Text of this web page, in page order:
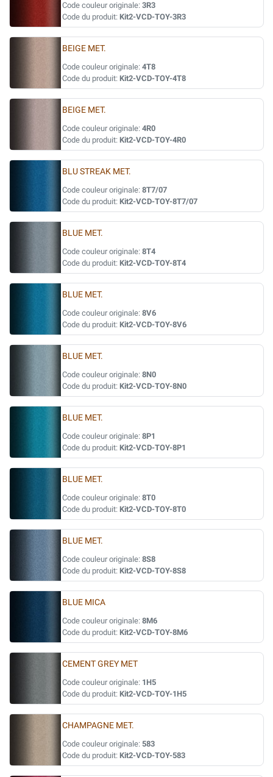
Code couleur originale: 3R3
Code du produit: Kit2-VCD-TOY-3R3
BEIGE MET.
Code couleur originale: 4T8
Code du produit: Kit2-VCD-TOY-4T8
BEIGE MET.
Code couleur originale: 4R0
Code du produit: Kit2-VCD-TOY-4R0
BLU STREAK MET.
Code couleur originale: 8T7/07
Code du produit: Kit2-VCD-TOY-8T7/07
BLUE MET.
Code couleur originale: 8T4
Code du produit: Kit2-VCD-TOY-8T4
BLUE MET.
Code couleur originale: 8V6
Code du produit: Kit2-VCD-TOY-8V6
BLUE MET.
Code couleur originale: 8N0
Code du produit: Kit2-VCD-TOY-8N0
BLUE MET.
Code couleur originale: 8P1
Code du produit: Kit2-VCD-TOY-8P1
BLUE MET.
Code couleur originale: 8T0
Code du produit: Kit2-VCD-TOY-8T0
BLUE MET.
Code couleur originale: 8S8
Code du produit: Kit2-VCD-TOY-8S8
BLUE MICA
Code couleur originale: 8M6
Code du produit: Kit2-VCD-TOY-8M6
CEMENT GREY MET
Code couleur originale: 1H5
Code du produit: Kit2-VCD-TOY-1H5
CHAMPAGNE MET.
Code couleur originale: 583
Code du produit: Kit2-VCD-TOY-583